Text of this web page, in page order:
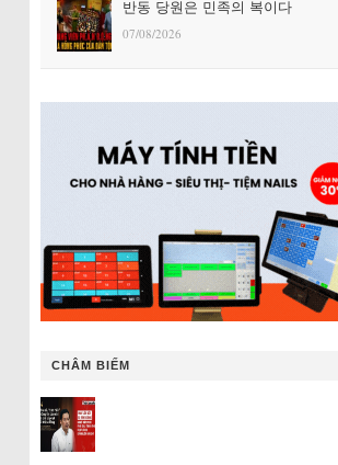
반동 당원은 민족의 복이다
07/08/2026
CHÂM BIẾM